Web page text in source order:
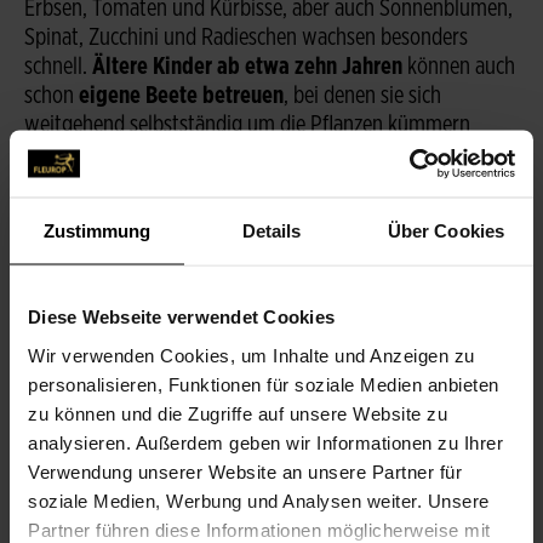
Zustimmung Details Über Cookies
Diese Webseite verwendet Cookies
Wir verwenden Cookies, um Inhalte und Anzeigen zu
personalisieren, Funktionen für soziale Medien anbieten
zu können und die Zugriffe auf unsere Website zu
analysieren. Außerdem geben wir Informationen zu Ihrer
Verwendung unserer Website an unsere Partner für
soziale Medien, Werbung und Analysen weiter. Unsere
Partner führen diese Informationen möglicherweise mit
Erbsen, Tomaten und Kürbisse, aber auch Sonnenblumen,
Spinat, Zucchini und Radieschen wachsen besonders
schnell. Ältere Kinder ab etwa zehn Jahren können auch
schon eigene Beete betreuen, bei denen sie sich
weitgehend selbstständig um die Pflanzen kümmern
sollten. Das
schult ihr Verantwortungsbewusstsein.
GÄRTNERN AUF BALKONIEN
Kindern zu gärtnern. Selbst auf einem Balkon lassen sich
Kräuter, Möhren und Radieschen, Tomaten oder
Erdbeerenanbauen. Dafür gibt es im FachhandelMini-
Gewächshäusermit kleinen Quelltöpfen. Meist reicht aber
auch nur gute Nährerde, um die Pflanzen zum Wachsen zu
bringen. Kinder sollten die Töpfe auf dem Balkonohne
fremde Hilfe erreichenkönnen, damit sie ihrer Aufgabe,
sich um die Pflanzen zu kümmern, auch wirklich